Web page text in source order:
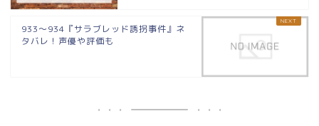
933～934『サラブレッド誘拐事件』ネ
タバレ！声優や評価も